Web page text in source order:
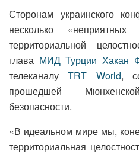
Сторонам украинского
несколько
территориальной
глава МИД Турции Хакан
телеканалуTRT World,
прошедшей
безопасности.
«В идеальном мире мы,
территориальная